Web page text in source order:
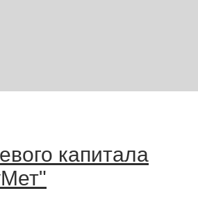
капитала